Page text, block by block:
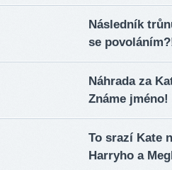
Následník
se
Náhrada za
Známe jméno!
To srazí Kate
Harryho a